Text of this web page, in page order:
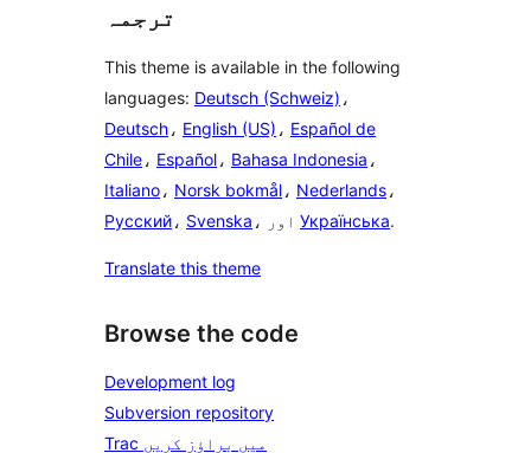
ترجمہ
This theme is available in the following
languages: Deutsch (Schweiz) ،
Deutsch ، English (US) ، Español de
Chile ، Español ، Bahasa Indonesia ،
Italiano ، Norsk bokmål ، Nederlands ،
Русский ، Svenska Українська.
Translate this theme
Browse the code
Development log
Subversion repository
Trac میں براؤز کریں